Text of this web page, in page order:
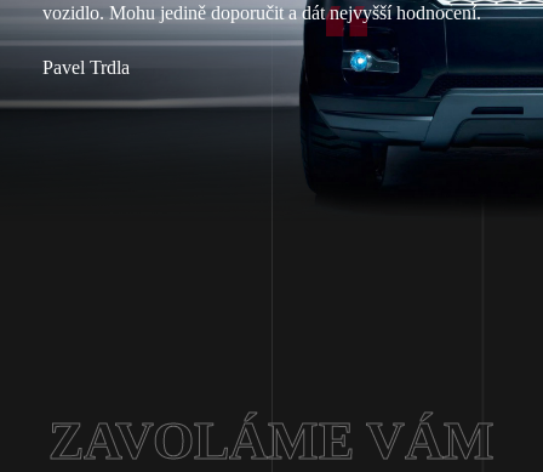
vozidlo. Mohu jedině doporučit a dát nejvyšší hodnocení.
Pavel Trdla
ZAVOLÁME VÁM